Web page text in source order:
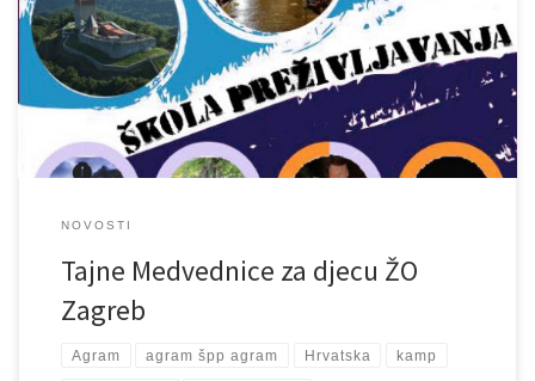
Škole preživljavanja u prirodi “Agram”. Djeca će kroz četiri
jednodnevna vikend izleta na Sljeme upoznati sljemenske
atrakcije, naučiti četiri tehnike preživljavanja u šumi i naučiti
samostalno pripremati četiri ručka u divljini. Sve […]
NOVOSTI
Tajne Medvednice za djecu ŽO
Zagreb
Agram agram špp agram Hrvatska kamp